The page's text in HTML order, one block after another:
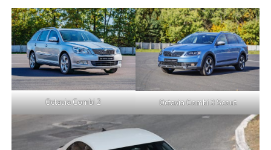
Octavia Combi 2 Octavia Combi 3 Scout